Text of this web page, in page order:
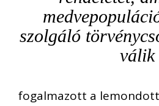
szolgáló
válik
fogalmazott a lemondott